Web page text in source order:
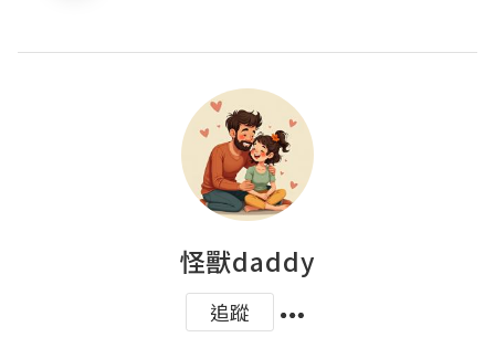
怪獸daddy
追蹤